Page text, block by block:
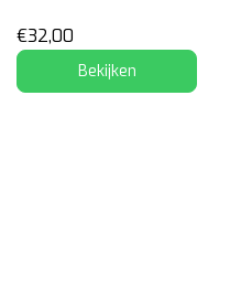
€32,00
Bekijken